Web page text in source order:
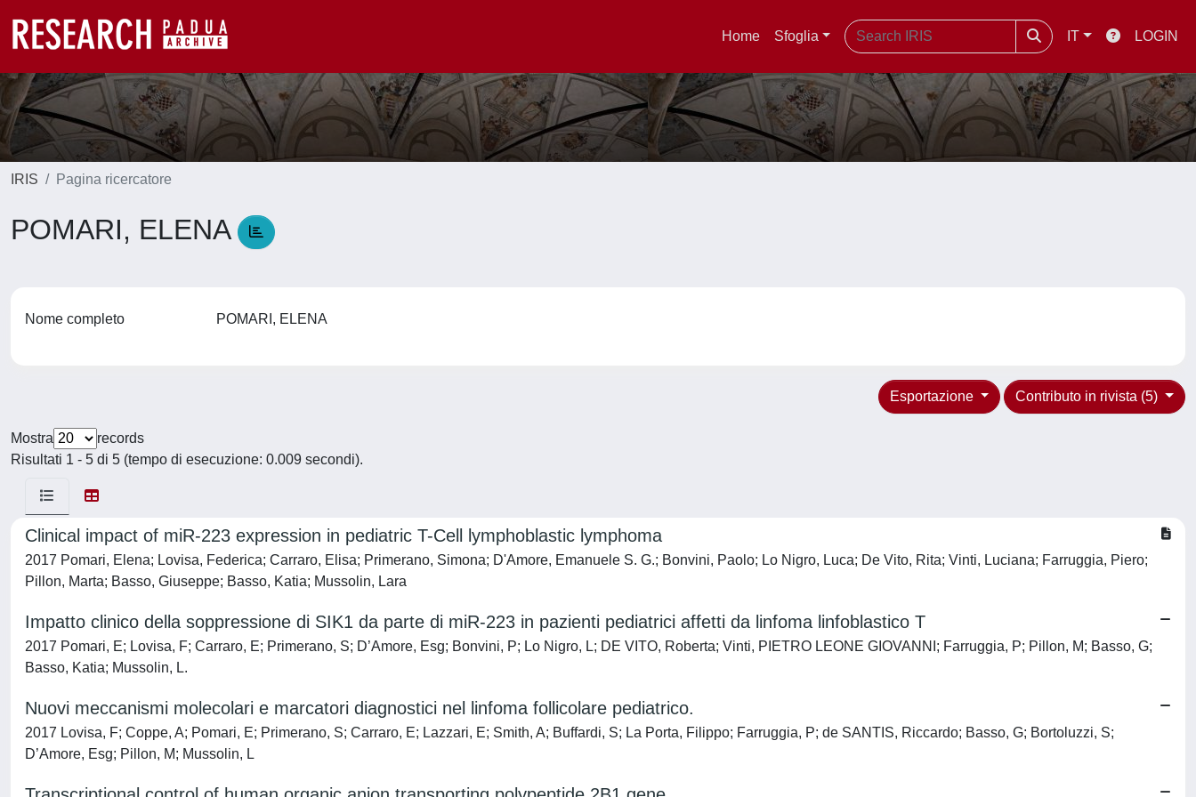
Home Sfoglia IT LOGIN
IRIS Pagina ricercatore
POMARI, ELENA
Nome completo POMARI, ELENA
Contributo in rivista (5)
Esportazione
Mostra
records
Risultati 1 - 5 di 5 (tempo di esecuzione: 0.009 secondi).
Clinical impact of miR-223 expression in pediatric T-Cell lymphoblastic lymphoma
2017 Pomari, Elena; Lovisa, Federica; Carraro, Elisa; Primerano, Simona; D'Amore, Emanuele S. G.; Bonvini, Paolo; Lo Nigro, Luca; De Vito, Rita; Vinti, Luciana; Farruggia, Piero;
Pillon, Marta; Basso, Giuseppe; Basso, Katia; Mussolin, Lara
Impatto clinico della soppressione di SIK1 da parte di miR-223 in pazienti pediatrici affetti da linfoma linfoblastico T
2017 Pomari, E; Lovisa, F; Carraro, E; Primerano, S; D’Amore, Esg; Bonvini, P; Lo Nigro, L; DE VITO, Roberta; Vinti, PIETRO LEONE GIOVANNI; Farruggia, P; Pillon, M; Basso, G;
Basso, Katia; Mussolin, L.
Nuovi meccanismi molecolari e marcatori diagnostici nel linfoma follicolare pediatrico.
2017 Lovisa, F; Coppe, A; Pomari, E; Primerano, S; Carraro, E; Lazzari, E; Smith, A; Buffardi, S; La Porta, Filippo; Farruggia, P; de SANTIS, Riccardo; Basso, G; Bortoluzzi, S;
D’Amore, Esg; Pillon, M; Mussolin, L